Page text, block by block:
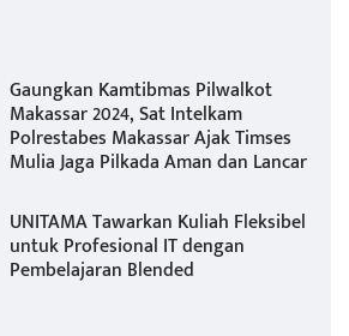
Gaungkan Kamtibmas Pilwalkot
Makassar 2024, Sat Intelkam
Polrestabes Makassar Ajak Timses
Mulia Jaga Pilkada Aman dan Lancar
UNITAMA Tawarkan Kuliah Fleksibel
untuk Profesional IT dengan
Pembelajaran Blended